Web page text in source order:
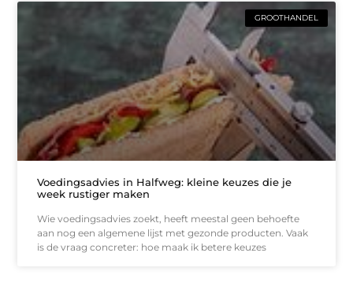
GROOTHANDEL
Voedingsadvies in Halfweg: kleine keuzes die je
week rustiger maken
Wie voedingsadvies zoekt, heeft meestal geen behoefte
aan nog een algemene lijst met gezonde producten. Vaak
is de vraag concreter: hoe maak ik betere keuzes